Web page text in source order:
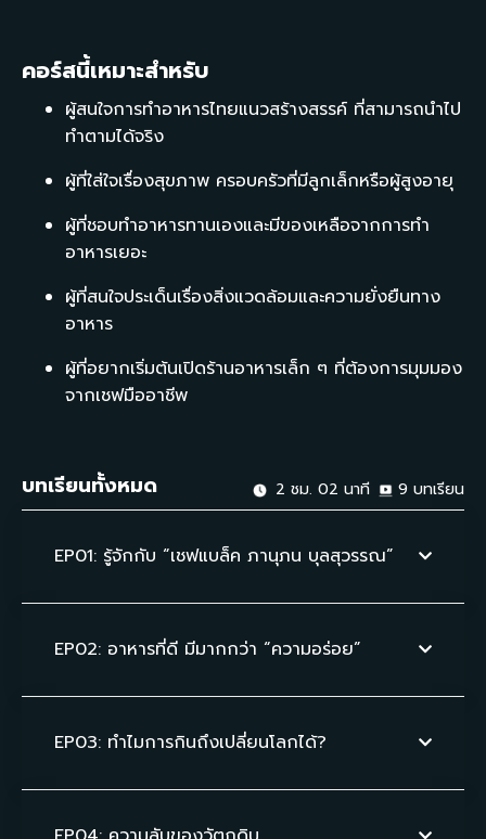
คอร์สนี้เหมาะสำหรับ
ผู้สนใจการทำอาหารไทยแนวสร้างสรรค์ ที่สามารถนำไป
ทำตามได้จริง
ผู้ที่ใส่ใจเรื่องสุขภาพ ครอบครัวที่มีลูกเล็กหรือผู้สูงอายุ
ผู้ที่ชอบทำอาหารทานเองและมีของเหลือจากการทำ
อาหารเยอะ
ผู้ที่สนใจประเด็นเรื่องสิ่งแวดล้อมและความยั่งยืนทาง
อาหาร
ผู้ที่อยากเริ่มต้นเปิดร้านอาหารเล็ก ๆ ที่ต้องการมุมมอง
จากเชฟมืออาชีพ
บทเรียนทั้งหมด 2 ชม. 02 นาที 9 บทเรียน
EP01: รู้จักกับ “เชฟแบล็ค ภานุภน บุลสุวรรณ”
EP02: อาหารที่ดี มีมากกว่า “ความอร่อย”
EP03: ทำไมการกินถึงเปลี่ยนโลกได้?